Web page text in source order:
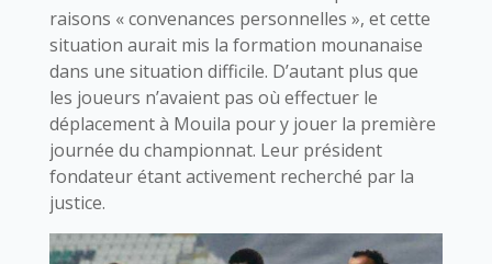
raisons « convenances personnelles », et cette
situation aurait mis la formation mounanaise
dans une situation difficile. D’autant plus que
les joueurs n’avaient pas où effectuer le
déplacement à Mouila pour y jouer la première
journée du championnat. Leur président
fondateur étant activement recherché par la
justice.